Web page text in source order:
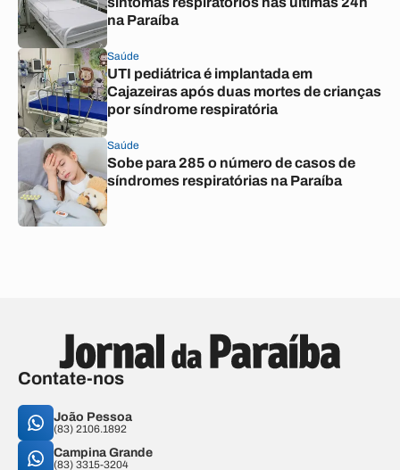
na Paraíba
Saúde
UTI pediátrica é implantada em
Cajazeiras após duas mortes de crianças
por síndrome respiratória
Saúde
Sobe para 285 o número de casos de
síndromes respiratórias na Paraíba
Contate-nos
João Pessoa
(83) 2106.1892
Campina Grande
(83) 3315-3204